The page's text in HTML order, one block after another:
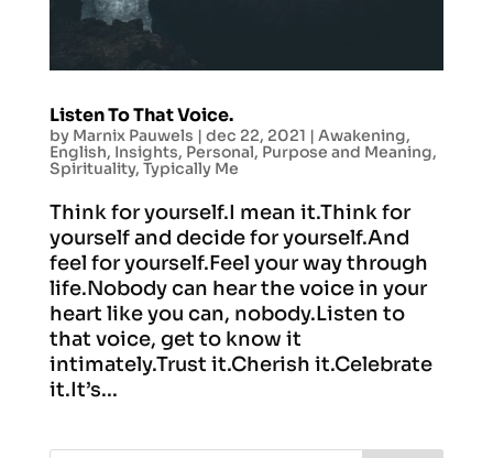
Listen To That Voice.
by Marnix Pauwels | dec 22, 2021 | Awakening,
English, Insights, Personal, Purpose and Meaning,
Spirituality, Typically Me
Think for yourself.I mean it.Think for
yourself and decide for yourself.And
feel for yourself.Feel your way through
life.Nobody can hear the voice in your
heart like you can, nobody.Listen to
that voice, get to know it
intimately.Trust it.Cherish it.Celebrate
it.It’s...